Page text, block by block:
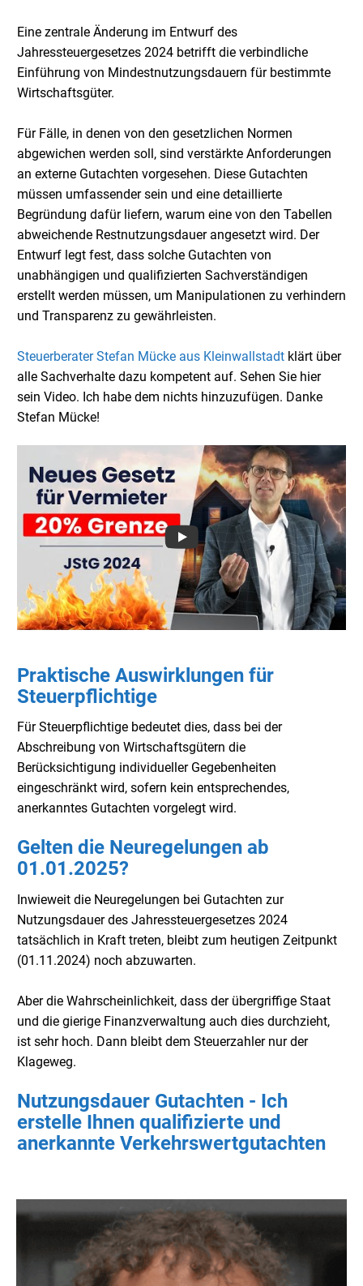
Eine zentrale Änderung im Entwurf des
Jahressteuergesetzes 2024 betrifft die verbindliche
Einführung von Mindestnutzungsdauern für bestimmte
Wirtschaftsgüter.
Für Fälle, in denen von den gesetzlichen Normen
abgewichen werden soll, sind verstärkte Anforderungen
an externe Gutachten vorgesehen. Diese Gutachten
müssen umfassender sein und eine detaillierte
Begründung dafür liefern, warum eine von den Tabellen
abweichende Restnutzungsdauer angesetzt wird. Der
Entwurf legt fest, dass solche Gutachten von
unabhängigen und qualifizierten Sachverständigen
erstellt werden müssen, um Manipulationen zu verhindern
und Transparenz zu gewährleisten.
Steuerberater Stefan Mücke aus Kleinwallstadt klärt über
alle Sachverhalte dazu kompetent auf. Sehen Sie hier
sein Video. Ich habe dem nichts hinzuzufügen. Danke
Stefan Mücke!
Praktische Auswirklungen für
Steuerpflichtige
Für Steuerpflichtige bedeutet dies, dass bei der
Abschreibung von Wirtschaftsgütern die
Berücksichtigung individueller Gegebenheiten
eingeschränkt wird, sofern kein entsprechendes,
anerkanntes Gutachten vorgelegt wird.
Gelten die Neuregelungen ab
01.01.2025?
Inwieweit die Neuregelungen bei Gutachten zur
Nutzungsdauer des Jahressteuergesetzes 2024
tatsächlich in Kraft treten, bleibt zum heutigen Zeitpunkt
(01.11.2024) noch abzuwarten.
Aber die Wahrscheinlichkeit, dass der übergriffige Staat
und die gierige Finanzverwaltung auch dies durchzieht,
ist sehr hoch. Dann bleibt dem Steuerzahler nur der
Klageweg.
Nutzungsdauer Gutachten - Ich
erstelle Ihnen qualifizierte und
anerkannte Verkehrswertgutachten